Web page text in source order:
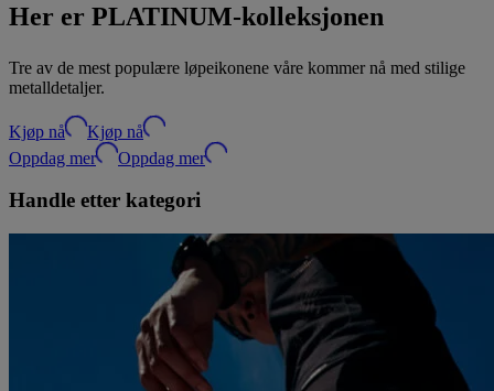
Her er PLATINUM-kolleksjonen
Tre av de mest populære løpeikonene våre kommer nå med stilige
metalldetaljer.
Kjøp nå
Kjøp nå
Oppdag mer
Oppdag mer
Handle etter kategori